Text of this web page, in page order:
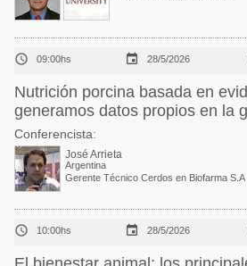
 09:00hs  28/5/2026
Nutrición porcina basada en
generamos datos propios en la
Conferencista:
José Arrieta
Argentina
Gerente Técnico Cerdos en Biofarma S.A
 10:00hs  28/5/2026